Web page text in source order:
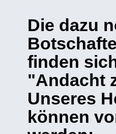
Die dazu
finden
"Andacht
Unseres
können